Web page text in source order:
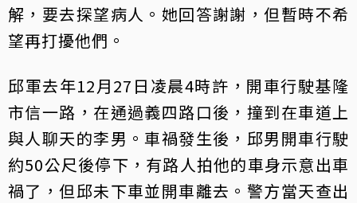
解，要去探望病人。她回答謝謝，但暫時不希
望再打擾他們。
邱軍去年12月27日凌晨4時許，開車行駛基隆
市信一路，在通過義四路口後，撞到在車道上
與人聊天的李男。車禍發生後，邱男開車行駛
約50公尺後停下，有路人拍他的車身示意出車
禍了，但邱未下車並開車離去。警方當天查出